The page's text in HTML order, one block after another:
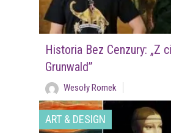
Historia Bez Cenzury: „Z
Grunwald”
Wesoły Romek
ART & DESIGN